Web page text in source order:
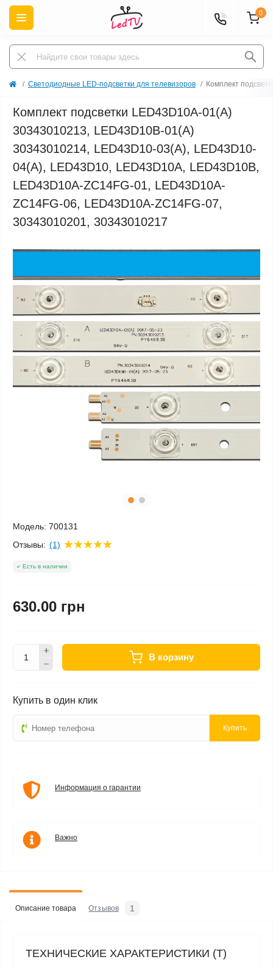
0
Светодиодные LED-подсветки для телевизоров Комплект
Комплект подсветки LED43D10A-01(A)
30343010213, LED43D10B-01(A)
30343010214, LED43D10-03(А), LED43D10-
04(A), LED43D10, LED43D10A, LED43D10B,
LED43D10A-ZC14FG-01, LED43D10A-
ZC14FG-06, LED43D10A-ZC14FG-07,
30343010201, 30343010217
Модель: 700131
Отзывы: (1)
Есть в наличии
630.00 грн
В корзину
Купить в один клик
Купить
Информация о гарантии
Важно
Описание товара Отзывов 1
ТЕХНИЧЕСКИЕ ХАРАКТЕРИСТИКИ (T)